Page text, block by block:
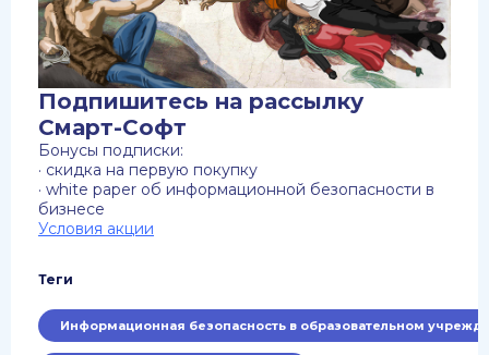
Подпишитесь на рассылку
Смарт-Софт
Бонусы подписки:
· скидка на первую покупку
· white paper об информационной безопасности в
бизнесе
Условия акции
Теги
Информационная безопасность в образовательном